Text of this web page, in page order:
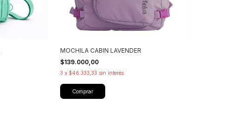
MOCHILA CABIN LAVENDER
$139.000,00
3 x $46.333,33 sin interés
Comprar